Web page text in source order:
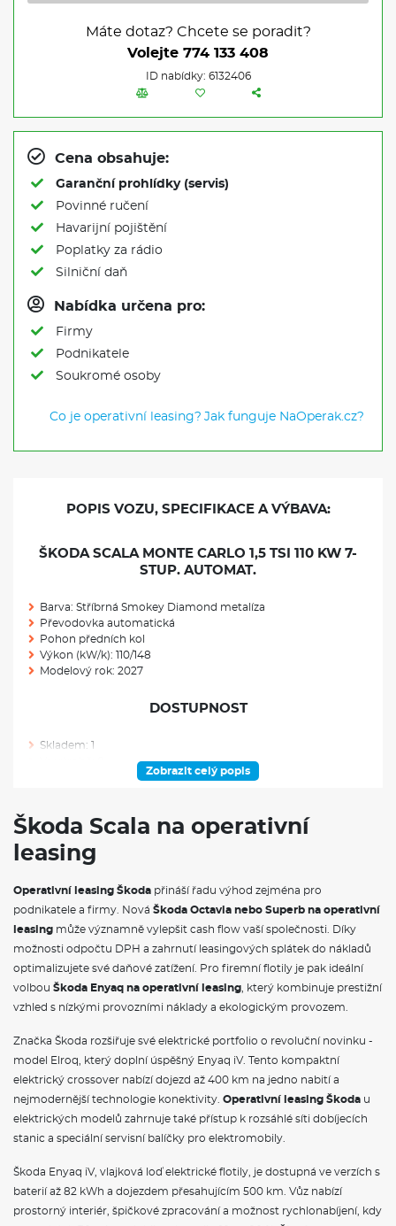
Máte dotaz? Chcete se poradit?
Volejte 774 133 408
ID nabídky: 6132406
Cena obsahuje:
Garanční prohlídky (servis)
Povinné ručení
Havarijní pojištění
Poplatky za rádio
Silniční daň
Nabídka určena pro:
Firmy
Podnikatele
Soukromé osoby
Co je operativní leasing? Jak funguje NaOperak.cz?
POPIS VOZU, SPECIFIKACE A VÝBAVA:
ŠKODA SCALA MONTE CARLO 1,5 TSI 110 KW 7-
STUP. AUTOMAT.
Barva: Stříbrná Smokey Diamond metalíza
Převodovka automatická
Pohon předních kol
Výkon (kW/k): 110/148
Modelový rok: 2027
DOSTUPNOST
Skladem: 1
Hlídání mrtvého úhlu (Side Assist)
Asistovaná jízda 1.5+
VÝBAVA VE VÝBAVA STUPNI
Hliníkové pedály
Upínací přípravek v zavazadlovém prostoru
Sunset
Automatické stmívání pro vnitřní zpětné zrcátko
Elektrické ovládání oken vpředu a vzadu
Síťový program
Dekorační obložení umělá kůže Carbon, orámování červené
Dvouzónový CLIMATRONIC
Sada nápisů
Nárazníky v barvě vozidla
Panoramatické střešní okno
Ozdobné lišty standardní
Vnější zpětné zrcátko vpravo, konvexní
Vnější zpětné zrcátko vlevo, konvexní
Zpětná zrcátka pro barvu černá Magic
Zobrazit celý popis
Škoda Scala na operativní
leasing
Operativní leasing Škoda přináší řadu výhod zejména pro
podnikatele a firmy. Nová Škoda Octavia nebo Superb na operativní
leasing může významně vylepšit cash flow vaší společnosti. Díky
možnosti odpočtu DPH a zahrnutí leasingových splátek do nákladů
optimalizujete své daňové zatížení. Pro firemní flotily je pak ideální
volbou Škoda Enyaq na operativní leasing , který kombinuje prestižní
vzhled s nízkými provozními náklady a ekologickým provozem.
Značka Škoda rozšiřuje své elektrické portfolio o revoluční novinku -
model Elroq, který doplní úspěšný Enyaq iV. Tento kompaktní
elektrický crossover nabízí dojezd až 400 km na jedno nabití a
nejmodernější technologie konektivity. Operativní leasing Škoda u
elektrických modelů zahrnuje také přístup k rozsáhlé síti dobíjecích
stanic a speciální servisní balíčky pro elektromobily.
Škoda Enyaq iV, vlajková loď elektrické flotily, je dostupná ve verzích s
baterií až 82 kWh a dojezdem přesahujícím 500 km. Vůz nabízí
prostorný interiér, špičkové zpracování a možnost rychlonabíjení, kdy